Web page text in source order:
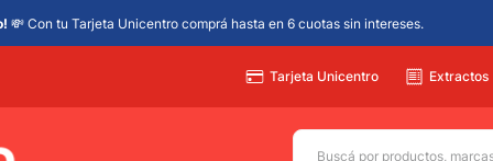
💸 Con tu Tarjeta Unicentro comprá hasta en 6 cuotas sin intereses.
Tarjeta Unicentro Extractos
Buscá por productos,